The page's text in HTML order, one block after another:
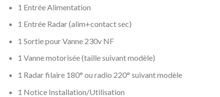
1 Entrée Alimentation
1 Entrée Radar (alim+contact sec)
1 Sortie pour Vanne 230v NF
1 Vanne motorisée (taille suivant modèle)
1 Radar filaire 180° ou radio 220° suivant modèle
1 Notice Installation/Utilisation